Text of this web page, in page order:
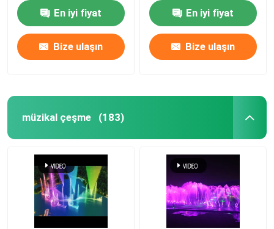
En iyi fiyat
Bize ulaşın
En iyi fiyat
Bize ulaşın
müzikal çeşme (183)